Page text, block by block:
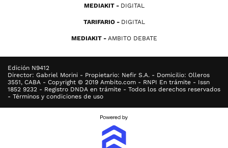
MEDIAKIT DIGITAL
TARIFARIO DIGITAL
MEDIAKIT AMBITO DEBATE
Edición N9412
Director: Gabriel Morini - Propietario: Nefir S.A. - Domicilio: Olleros
3551, CABA - Copyright © 2019 Ambito.com - RNPI En trámite - Issn
1852 9232 - Registro DNDA en trámite - Todos los derechos reservados
- Términos y condiciones de uso